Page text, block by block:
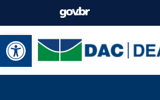
Abrir a barra de